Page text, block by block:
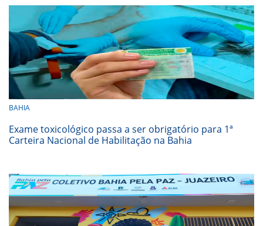
BAHIA
Exame toxicológico passa a ser obrigatório para 1ª
Carteira Nacional de Habilitação na Bahia